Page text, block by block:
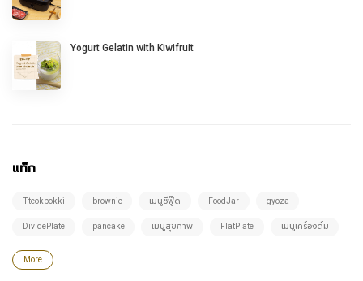
Yogurt Gelatin with Kiwifruit
แท็ก
Tteokbokki brownie เมนูซีฟู๊ด FoodJar gyoza
DividePlate pancake เมนูสุขภาพ FlatPlate เมนูเครื่องดื่ม
More